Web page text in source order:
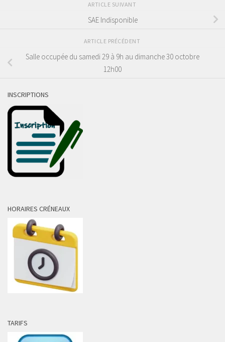
ARTICLE SUIVANT
SAE Indisponible
ARTICLE PRÉCÉDENT
Salle occupée du samedi 29 à 9h au dimanche 30 octobre
12h00
INSCRIPTIONS
HORAIRES CRÉNEAUX
TARIFS